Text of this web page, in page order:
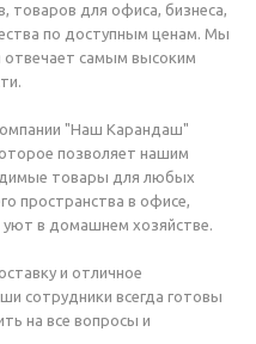
товаров для офиса, бизнеса,
по доступным ценам. Мы
самым высоким
"Наш Карандаш"
позволяет нашим
товары для любых
пространства в офисе,
уют в домашнем хозяйстве.
и отличное
сотрудники всегда готовы
на все вопросы и